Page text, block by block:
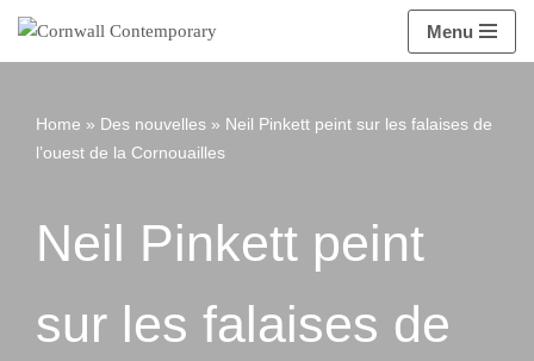
Aller
contenu
Menu
Home » Des nouvelles » Neil Pinkett peint sur les falaises de
l’ouest de la Cornouailles
Neil Pinkett peint
sur les falaises de